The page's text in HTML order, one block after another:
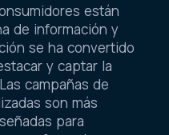
están
de información y
se ha convertido
y captar la
campañas de
son más
para